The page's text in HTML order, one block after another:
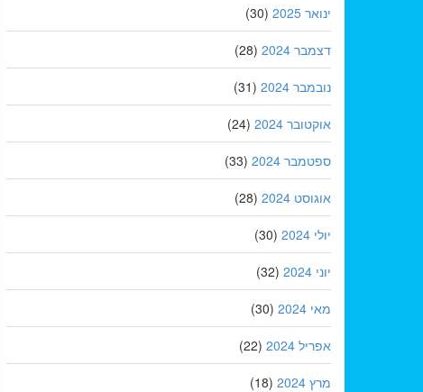
ינואר 2025 (30)
דצמבר 2024 (28)
נובמבר 2024 (31)
אוקטובר 2024 (24)
ספטמבר 2024 (33)
אוגוסט 2024 (28)
יולי 2024 (30)
יוני 2024 (32)
מאי 2024 (30)
אפריל 2024 (22)
מרץ 2024 (18)